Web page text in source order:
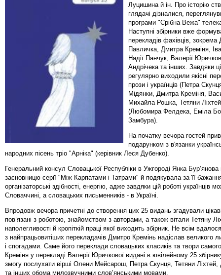
Луцишина й ін. Про історію
глядачі дізналися,
програми "Срібна Вежа"
Наступні збірники вже
перекладів фахівців, зокрема
Павличка, Дмитра Креміня,
Надії Панчук, Валерії
Андрічека та інших. Завдяки
регулярно виходили якісні
прози і українців (Петра
Мідянки, Дмитра Креміня,
Михайла Рошка, Тетяни
(Любомира Фелдека, Еміла
Замбура).
На початку вечора гостей
подарунком з в'язанки
народних пісень тріо "Арніка" (керівник Леся Дубенко).
Генеральний консул Словацької Республіки в Ужгороді Янка Бур’янова
засновницю серії "Між Карпатами і Татрами" й подякувала за її
організаторські здібності, енергію, адже завдяки цій роботі українців
Словаччині, а словацьких письменників - в Україні.
Впродовж вечора причетні до створення цих 25 видань згадували цікаві
пов’язані з роботою, знайомством з авторами, а також вітали Тетяну
наполегливості й кропіткій праці якої виходить збірник. Не всім
з найпрацьовитіших перекладачів Дмитро Кремінь надіслав великого
і спогадами. Саме його переклади словацьких класиків та твори
Креміня у перекладі Валерії Юричкової видані в ювілейному 25
змогу послухати вірші Олени Мейсарош, Петра Скунця, Тетяни Ліхтей,
та інших обома милозвучними слов’янськими мовами.